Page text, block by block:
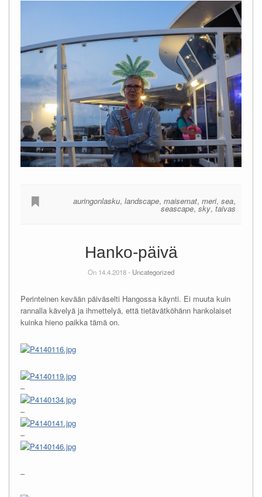
auringonlasku,landscape,maisemat,meri,sea,
seascape,sky,taivas
Hanko-päivä
On 14.4.2018 - Uncategorized
Perinteinen kevään päiväselti Hangossa käynti. Ei muuta kuin
rannalla kävelyä ja ihmettelyä, että tietävätköhänn hankolaiset
kuinka hieno paikka tämä on.
–
–
–
–